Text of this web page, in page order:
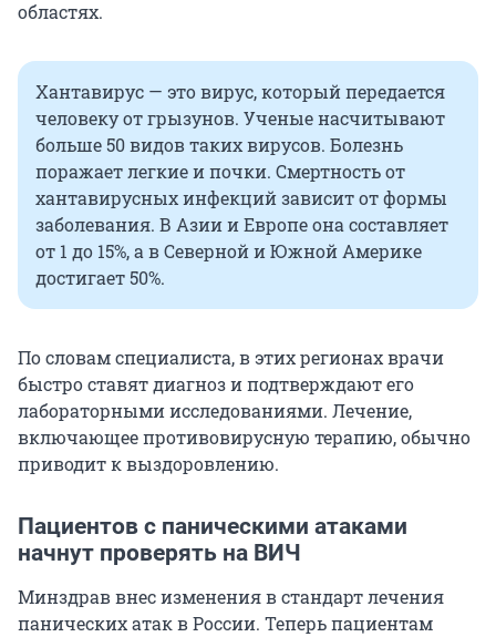
областях.
Хантавирус — это вирус, который передается
человеку от грызунов. Ученые насчитывают
больше 50 видов таких вирусов. Болезнь
поражает легкие и почки. Смертность от
хантавирусных инфекций зависит от формы
заболевания. В Азии и Европе она составляет
от 1 до 15%, а в Северной и Южной Америке
достигает 50%.
По словам специалиста, в этих регионах врачи
быстро ставят диагноз и подтверждают его
лабораторными исследованиями. Лечение,
включающее противовирусную терапию, обычно
приводит к выздоровлению.
Пациентов с паническими атаками
начнут проверять на ВИЧ
Минздрав внес изменения в стандарт лечения
панических атак в России. Теперь пациентам